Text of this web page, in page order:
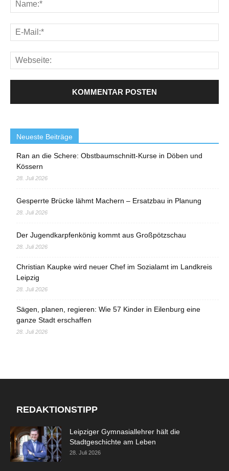
Neueste Beiträge
Ran an die Schere: Obstbaumschnitt-Kurse in Döben und
Kössern
28. Juli 2026
Gesperrte Brücke lähmt Machern – Ersatzbau in Planung
28. Juli 2026
Der Jugendkarpfenkönig kommt aus Großpötzschau
28. Juli 2026
Christian Kaupke wird neuer Chef im Sozialamt im Landkreis
Leipzig
28. Juli 2026
Sägen, planen, regieren: Wie 57 Kinder in Eilenburg eine
ganze Stadt erschaffen
28. Juli 2026
REDAKTIONSTIPP
Leipziger Gymnasiallehrer hält die
Stadtgeschichte am Leben
28. Juli 2026